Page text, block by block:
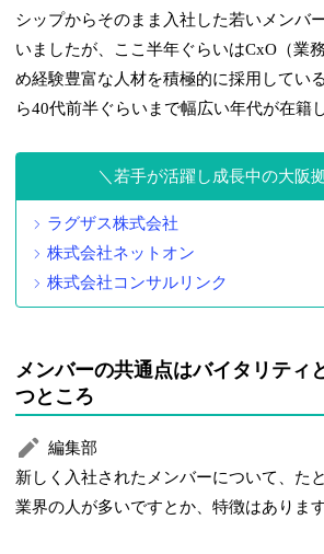
シップからそのまま入社した若いメンバ
いましたが、ここ半年ぐらいはCxO（業
め経験豊富な人材を積極的に採用してい
ら40代前半ぐらいまで幅広い年代が在籍
若手が活躍し成長中の大阪
ラグザス株式会社
株式会社ネットオン
株式会社コンサルリンク
メンバーの共通点はバイタリティ
つところ
編集部
新しく入社されたメンバーについて、た
業界の人が多いですとか、特徴はありま